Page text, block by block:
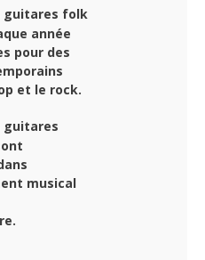
guitares folk
année
pour des
et le rock.
guitares
musical